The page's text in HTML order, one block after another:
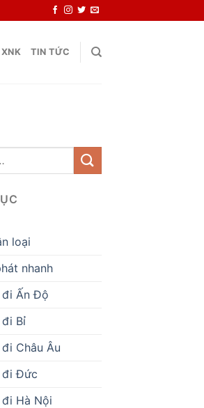
TIN TỨC
loại
nhanh
đi Ấn Độ
đi Bỉ
Châu Âu
đi Đức
Hà Nội